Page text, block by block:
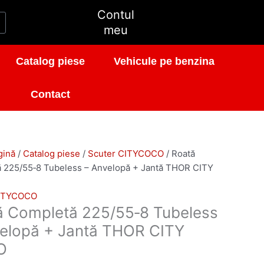
Contul
meu
Catalog piese Vehicule pe benzina
Contact
/ Catalog piese / Scuter CITYCOCO/ Roată
225/55‑8 Tubeless – Anvelopă + Jantă THOR CITY
Completă 225/55‑8 Tubeless
+ Jantă THOR CITY